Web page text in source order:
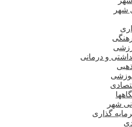
شهر
و درمانی
شهر
گذاری